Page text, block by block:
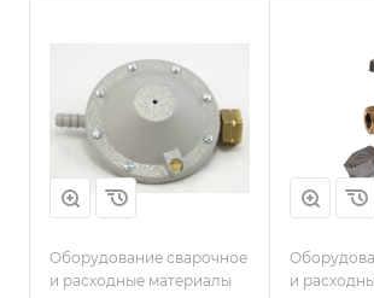
Оборудование сварочное
и расходные материалы
и